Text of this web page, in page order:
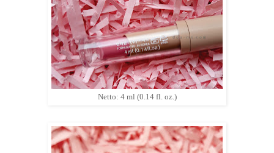
Netto: 4 ml (0.14 fl. oz.)